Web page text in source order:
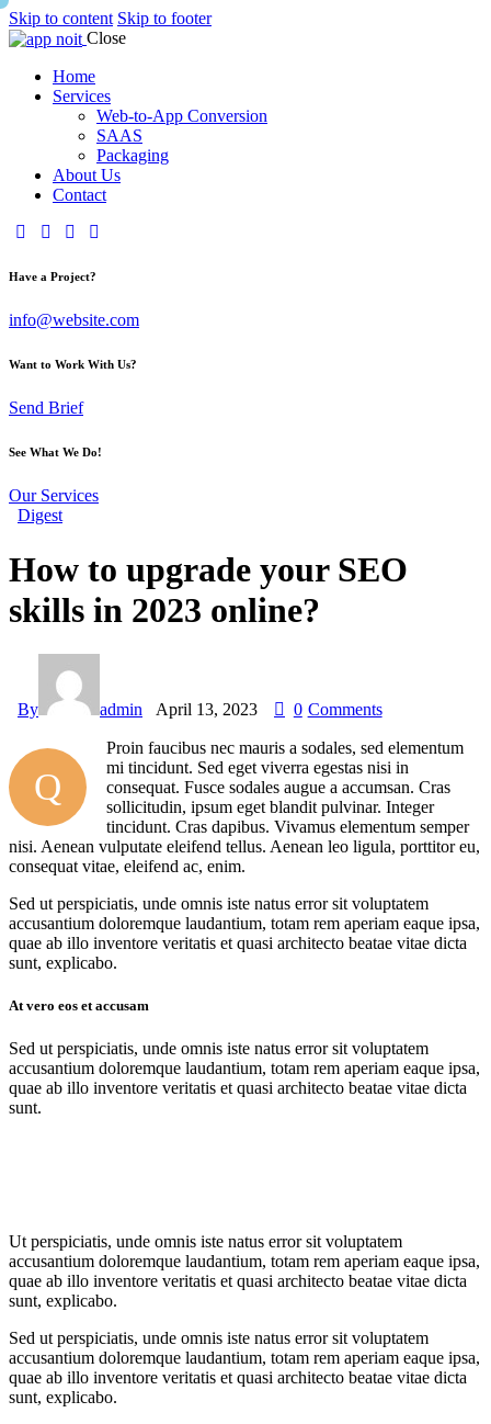
Skip to content Skip to footer
Close
Home
Services
Web-to-App Conversion
SAAS
Packaging
About Us
Contact
Have a Project?
info@website.com
Want to Work With Us?
Send Brief
See What We Do!
Our Services
Digest
How to upgrade your SEO
skills in 2023 online?
By admin April 13, 2023 0 Comments
Q
Proin faucibus nec mauris a sodales, sed elementum
mi tincidunt. Sed eget viverra egestas nisi in
consequat. Fusce sodales augue a accumsan. Cras
sollicitudin, ipsum eget blandit pulvinar. Integer
tincidunt. Cras dapibus. Vivamus elementum semper
nisi. Aenean vulputate eleifend tellus. Aenean leo ligula, porttitor eu,
consequat vitae, eleifend ac, enim.
Sed ut perspiciatis, unde omnis iste natus error sit voluptatem
accusantium doloremque laudantium, totam rem aperiam eaque ipsa,
quae ab illo inventore veritatis et quasi architecto beatae vitae dicta
sunt, explicabo.
At vero eos et accusam
Sed ut perspiciatis, unde omnis iste natus error sit voluptatem
accusantium doloremque laudantium, totam rem aperiam eaque ipsa,
quae ab illo inventore veritatis et quasi architecto beatae vitae dicta
sunt.
Ut perspiciatis, unde omnis iste natus error sit voluptatem
accusantium doloremque laudantium, totam rem aperiam eaque ipsa,
quae ab illo inventore veritatis et quasi architecto beatae vitae dicta
sunt, explicabo.
Sed ut perspiciatis, unde omnis iste natus error sit voluptatem
accusantium doloremque laudantium, totam rem aperiam eaque ipsa,
quae ab illo inventore veritatis et quasi architecto beatae vitae dicta
sunt, explicabo.